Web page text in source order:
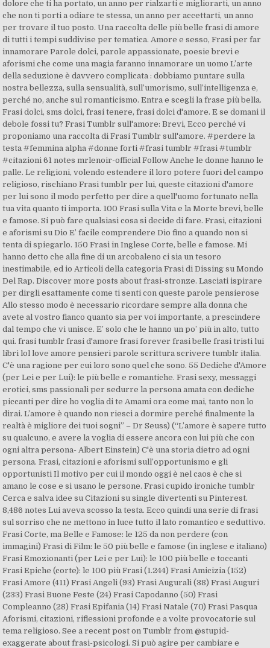
dolore che ti ha portato, un anno per rialzarti e migliorarti, un anno
che non ti porti a odiare te stessa, un anno per accettarti, un anno
per trovare il tuo posto. Una raccolta delle più belle frasi di amore
di tutti i tempi suddivise per tematica. Amore e sesso, Frasi per far
innamorare Parole dolci, parole appassionate, poesie brevi e
aforismi che come una magia faranno innamorare un uomo L’arte
della seduzione è davvero complicata : dobbiamo puntare sulla
nostra bellezza, sulla sensualità, sull’umorismo, sull’intelligenza e,
perché no, anche sul romanticismo. Entra e scegli la frase più bella.
Frasi dolci, sms dolci, frasi tenere, frasi dolci d'amore. E se domani il
debole fossi tu? Frasi Tumblr sull'amore: Brevi, Ecco perché vi
proponiamo una raccolta di Frasi Tumblr sull'amore. #perdere la
testa #femmina alpha #donne forti #frasi tumblr #frasi #tumblr
#citazioni 61 notes mrlenoir-official Follow Anche le donne hanno le
palle. Le religioni, volendo estendere il loro potere fuori del campo
religioso, rischiano Frasi tumblr per lui, queste citazioni d'amore
per lui sono il modo perfetto per dire a quell'uomo fortunato nella
tua vita quanto ti importa. 100 Frasi sulla Vita e la Morte brevi, belle
e famose. Si può fare qualsiasi cosa si decide di fare. Frasi, citazioni
e aforismi su Dio E’ facile comprendere Dio fino a quando non si
tenta di spiegarlo. 150 Frasi in Inglese Corte, belle e famose. Mi
hanno detto che alla fine di un arcobaleno ci sia un tesoro
inestimabile, ed io Articoli della categoria Frasi di Dissing su Mondo
Del Rap. Discover more posts about frasi-stronze. Lasciati ispirare
per dirgli esattamente come ti senti con queste parole pensierose
Allo stesso modo è necessario ricordare sempre alla donna che
avete al vostro fianco quanto sia per voi importante, a prescindere
dal tempo che vi unisce. E’ solo che le hanno un po’ più in alto, tutto
qui. frasi tumblr frasi d'amore frasi forever frasi belle frasi tristi lui
libri lol love amore pensieri parole scrittura scrivere tumblr italia.
C'è una ragione per cui loro sono quel che sono. 55 Dediche d'Amore
(per Lei e per Lui): le più belle e romantiche. Frasi sexy, messaggi
erotici, sms passionali per sedurre la persona amata con dediche
piccanti per dire ho voglia di te Amami ora come mai, tanto non lo
dirai. L’amore è quando non riesci a dormire perché finalmente la
realtà è migliore dei tuoi sogni” – Dr Seuss) (“L’amore è sapere tutto
su qualcuno, e avere la voglia di essere ancora con lui più che con
ogni altra persona- Albert Einstein) C'è una storia dietro ad ogni
persona. Frasi, citazioni e aforismi sull’opportunismo e gli
opportunisti Il motivo per cui il mondo oggi è nel caos è che si
amano le cose e si usano le persone. Frasi cupido ironiche tumblr
Cerca e salva idee su Citazioni su single divertenti su Pinterest.
8,486 notes Lui aveva scosso la testa. Ecco quindi una serie di frasi
sul sorriso che ne mettono in luce tutto il lato romantico e seduttivo.
Frasi Corte, ma Belle e Famose: le 125 da non perdere (con
immagini) Frasi di Film: le 50 più belle e famose (in inglese e italiano)
Frasi Emozionanti (per Lei e per Lui): le 100 più belle e toccanti
Frasi Epiche (corte): le 100 più Frasi (1.244) Frasi Amicizia (152)
Frasi Amore (411) Frasi Angeli (93) Frasi Augurali (38) Frasi Auguri
(233) Frasi Buone Feste (24) Frasi Capodanno (50) Frasi
Compleanno (28) Frasi Epifania (14) Frasi Natale (70) Frasi Pasqua
Aforismi, citazioni, riflessioni profonde e a volte provocatorie sul
tema religioso. See a recent post on Tumblr from @stupid-
exaggerate about frasi-psicologi. Si può agire per cambiare e